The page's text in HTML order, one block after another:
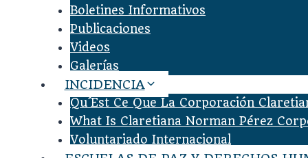
Boletines Informativos
Publicaciones
Videos
Galerías
INCIDENCIA
Qu´est Ce Que La Corporación
What Is Claretiana Norman Pérez
Voluntariado Internacional